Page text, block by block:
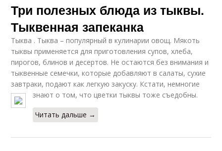
Три полезных блюда из тыквы.
Тыквенная запеканка
Тыква . Тыква – популярный в кулинарии овощ. Мякоть
тыквы применяется для приготовления супов, хлеба,
пирогов, блинов и десертов. Не остаются без внимания и
тыквенные семечки, которые добавляют в салаты, сухие
завтраки, подают как легкую закуску. Кстати, немногие
знают о том, что цветки тыквы тоже съедобны.
Читать дальше →